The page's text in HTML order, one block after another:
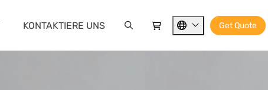
Get Quote
KONTAKTIERE UNS